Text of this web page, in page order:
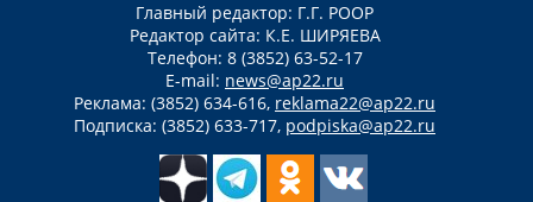
Главный редактор: Г.Г. РООР
Редактор сайта: К.Е. ШИРЯЕВА
Телефон: 8 (3852) 63-52-17
E-mail: news@ap22.ru
Реклама: (3852) 634-616, reklama22@ap22.ru
Подписка: (3852) 633-717, podpiska@ap22.ru